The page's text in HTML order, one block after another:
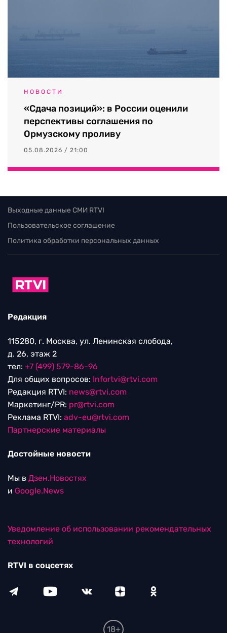
НОВОСТИ
«Сдача позиций»: в России оценили
перспективы соглашения по
Ормузскому проливу
05.08.2026 / 21:00
Выходные данные СМИ RTVI
Пользовательское соглашение
Политика обработки персональных данных
Редакция
115280, г. Москва, ул. Ленинская слобода,
д. 26, этаж 2
тел: +7 (499) 579-86-96
Для общих вопросов: Infortvi@rtvi.com
Редакция RTVI: news@rtvi.com
Маркетинг/PR: pr@rtvi.com
Реклама RTVI: adv-eu@rtvi.com
Партнерские материалы
Достойные новости
Мы в Дзен.Новостях
и Google.News
Уведомление об использовании рекомендательных
технологий
RTVI в соцсетях
18+